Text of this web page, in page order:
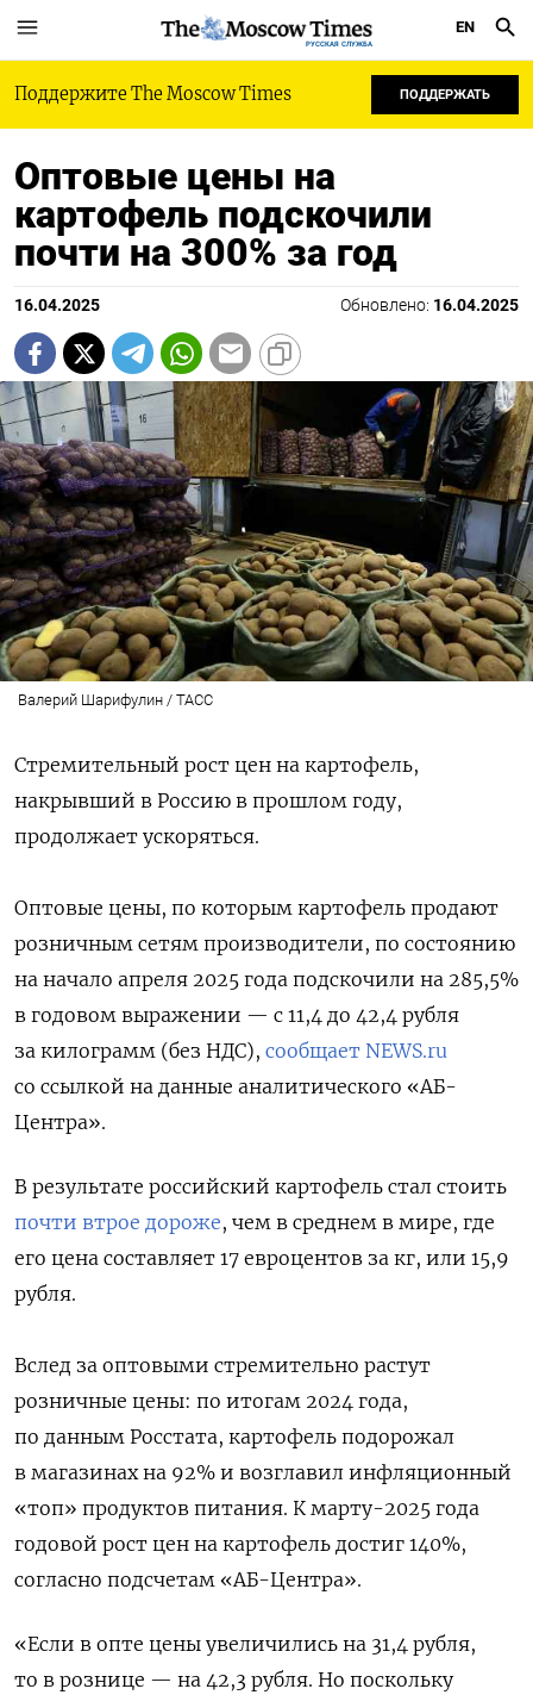
РУССКАЯ СЛУЖБА
EN
Поддержите The Moscow Times ПОДДЕРЖАТЬ
Оптовые цены на
картофель подскочили
почти на 300% за год
16.04.2025 Обновлено: 16.04.2025
Валерий Шарифулин / ТАСС
Стремительный рост цен на картофель,
накрывший в Россию в прошлом году,
продолжает ускоряться.
Оптовые цены, по которым картофель продают
розничным сетям производители, по состоянию
на начало апреля 2025 года подскочили на 285,5%
в годовом выражении — с 11,4 до 42,4 рубля
за килограмм (без НДС), сообщает NEWS.ru
со ссылкой на данные аналитического «АБ-
Центра».
В результате российский картофель стал стоить
почти втрое дороже, чем в среднем в мире, где
его цена составляет 17 евроцентов за кг, или 15,9
рубля.
Вслед за оптовыми стремительно растут
розничные цены: по итогам 2024 года,
по данным Росстата, картофель подорожал
в магазинах на 92% и возглавил инфляционный
«топ» продуктов питания. К марту-2025 года
годовой рост цен на картофель достиг 140%,
согласно подсчетам «АБ-Центра».
«Если в опте цены увеличились на 31,4 рубля,
то в рознице — на 42,3 рубля. Но поскольку